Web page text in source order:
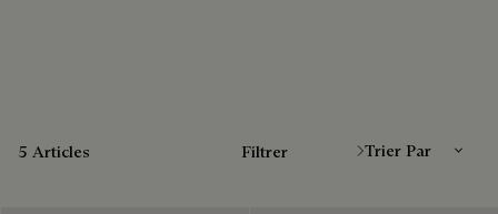
5 Articles Filtrer